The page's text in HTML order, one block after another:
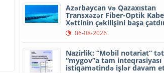
Azərbaycan və Qazaxıstan
Transxəzər Fiber-Optik
Xəttinin çəkilişini başa
06-08-2026
Nazirlik: “Mobil notariat”
“mygov”a tam inteqrasiyası
istiqamətində işlər davam